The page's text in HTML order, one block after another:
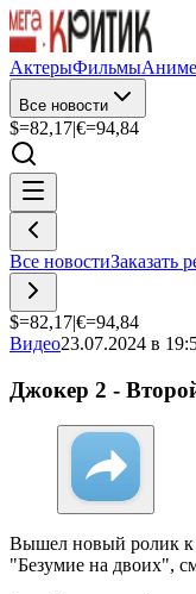
АктерыФильмыАниме
Все новости
$=82,17|€=94,84
Все новостиЗаказать
$=82,17|€=94,84
Видео23.07.2024 в
Джокер 2 -
Вышел новый ролик к
"Безумие на двоих",